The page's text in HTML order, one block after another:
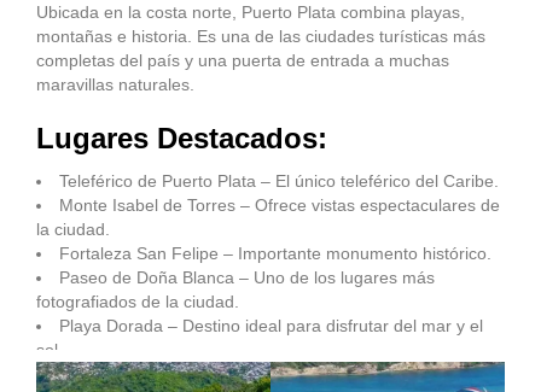
Ubicada en la costa norte, Puerto Plata combina playas,
montañas e historia. Es una de las ciudades turísticas más
completas del país y una puerta de entrada a muchas
maravillas naturales.
Lugares Destacados:
Teleférico de Puerto Plata – El único teleférico del Caribe.
Monte Isabel de Torres – Ofrece vistas espectaculares de
la ciudad.
Fortaleza San Felipe – Importante monumento histórico.
Paseo de Doña Blanca – Uno de los lugares más
fotografiados de la ciudad.
Playa Dorada – Destino ideal para disfrutar del mar y el
sol.